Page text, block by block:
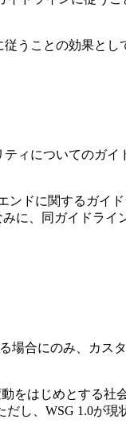
うことの効果と
ィについてのガイ
ンドに関するガイ
に、同ガイドライ
合にのみ、カス
をはじめとする社
し、WSG 1.0が現